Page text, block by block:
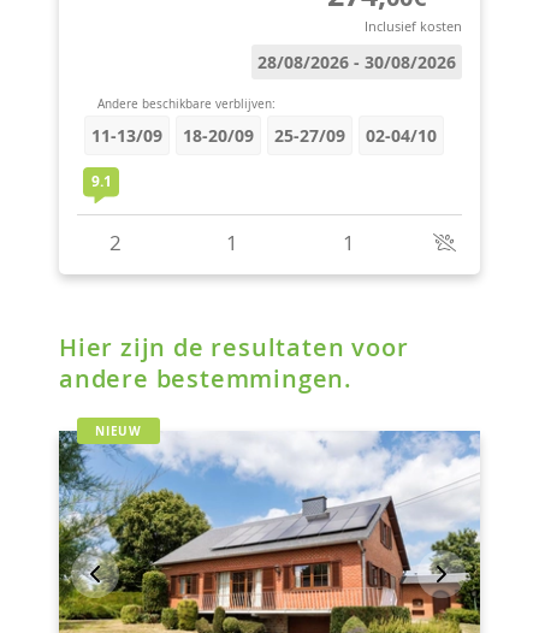
Hier zijn de resultaten voor
andere bestemmingen.